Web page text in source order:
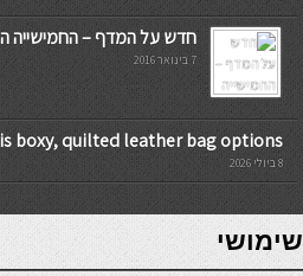
חדש על המדף – החמישייה
7 בינואר 2016
boxy, quilted leather bag options
8 ביולי 2026
7slots
seriöse online casinos österreich
שימושי